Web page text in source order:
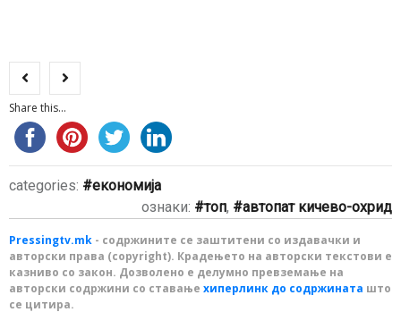
Share this...
categories:
економија
ознаки:
топ, автопат кичево-охрид
Pressingtv.mk - содржините се заштитени со издавачки и
авторски права (copyright). Крадењето на авторски текстови е
казниво со закон. Дозволено е делумно превземање на
авторски содржини со ставање хиперлинк до содржината што
се цитира.